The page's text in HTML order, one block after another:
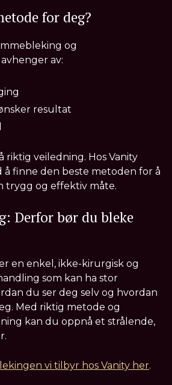
for deg?
og
av:
resultat
riktig veiledning. Hos Vanity
å finne den beste metoden for å
trygg og effektiv måte.
Derfor bør du bleke
en enkel, ikke-kirurgisk og
som kan ha stor
du ser deg selv og hvordan
Med riktig metode og
kan du oppnå et strålende,
vi tilbyr hos Vanity her.